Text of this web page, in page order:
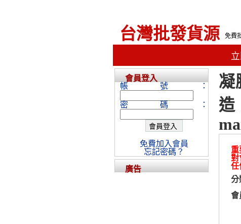
台灣批發貨源 免費
凝
重
對
任
分
會
會員登入
帳號：
密碼：
免費加入會員
忘記密碼？
廣告